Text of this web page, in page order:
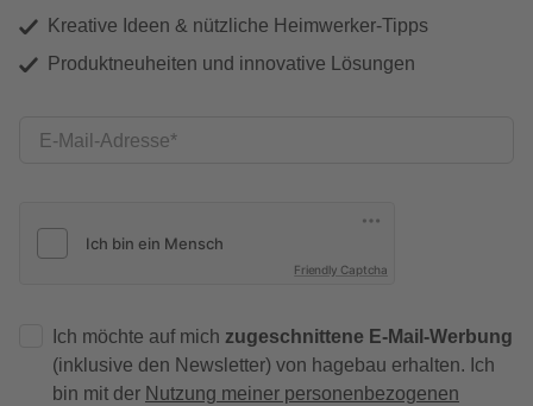
Kreative Ideen & nützliche Heimwerker-Tipps
Produktneuheiten und innovative Lösungen
E-Mail-Adresse
Friendly Captcha
Ich möchte auf mich zugeschnittene E-Mail-Werbung
(inklusive den Newsletter) von hagebau erhalten. Ich
bin mit der Nutzung meiner personenbezogenen